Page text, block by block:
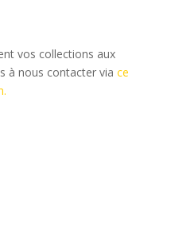
vos collections aux
à nous contacter viace